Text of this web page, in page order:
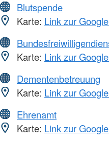
Blutspende
Karte: Link zur
Karte: Link zur
Dementenbetreuung
Karte: Link zur
Ehrenamt
Karte: Link zur